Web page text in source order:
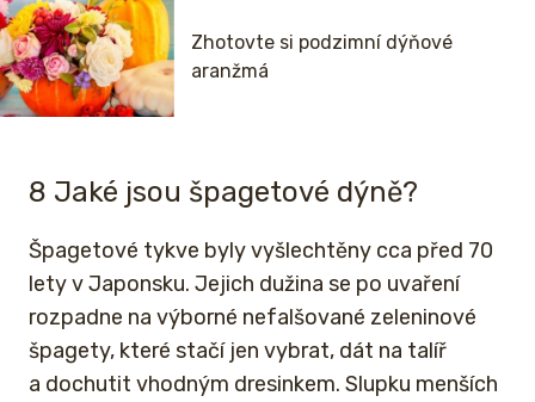
Zhotovte si podzimní dýňové
aranžmá
8 Jaké jsou špagetové dýně?
Špagetové tykve byly vyšlechtěny cca před 70
lety v Japonsku. Jejich dužina se po uvaření
rozpadne na výborné nefalšované zeleninové
špagety, které stačí jen vybrat, dát na talíř
a dochutit vhodným dresinkem. Slupku menších